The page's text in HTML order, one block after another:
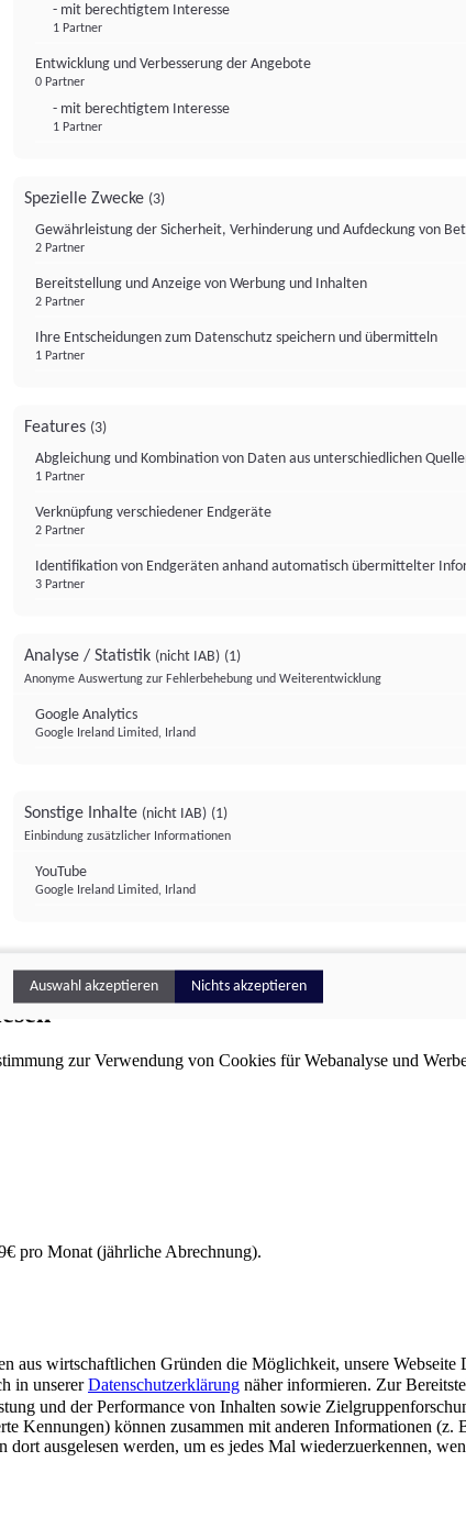
professionell
zur Verwendung von Cookies für Webanalyse und
pro Monat (jährliche Abrechnung).
aus wirtschaftlichen Gründen die Möglichkeit, unsere
in unsererDatenschutzerklärung näher informieren. Zur
und der Performance von Inhalten sowie
Kennungen) können zusammen mit anderen Informationen
ausgelesen werden, um es jedes Mal wiederzuerkennen,
- mit berechtigtem Interesse
1 Partner
Entwicklung und Verbesserung der Angebote
0 Partner
- mit berechtigtem Interesse
1 Partner
Spezielle Zwecke (3)
Gewährleistung der Sicherheit, Verhinderung und Aufdeckung von
2 Partner
Bereitstellung und Anzeige von Werbung und Inhalten
2 Partner
Ihre Entscheidungen zum Datenschutz speichern und übermitteln
1 Partner
Features (3)
Abgleichung und Kombination von Daten aus unterschiedlichen
1 Partner
Verknüpfung verschiedener Endgeräte
2 Partner
Identifikation von Endgeräten anhand automatisch übermittelter
3 Partner
Analyse / Statistik (nicht IAB) (1)
Anonyme Auswertung zur Fehlerbehebung und Weiterentwicklung
Google Analytics
Google Ireland Limited, Irland
Sonstige Inhalte (nicht IAB) (1)
Einbindung zusätzlicher Informationen
YouTube
Google Ireland Limited, Irland
Auswahl akzeptieren Nichts akzeptieren